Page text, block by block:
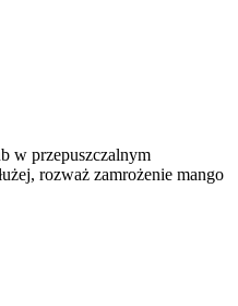
w przepuszczalnym
rozważ zamrożenie mango